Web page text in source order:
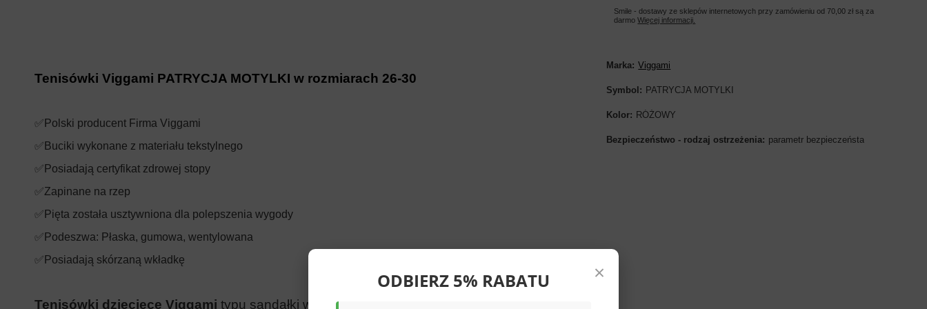
Smile - dostawy ze sklepów internetowych przy zamówieniu od 70,00 zł są za
darmoWięcej informacji.
Tenisówki Viggami PATRYCJA MOTYLKI w rozmiarach 26-30
✅Polski producent Firma Viggami
✅Buciki wykonane z materiału tekstylnego
✅Posiadają certyfikat zdrowej stopy
✅Zapinane na rzep
✅Pięta została usztywniona dla polepszenia wygody
✅Podeszwa: Płaska, gumowa, wentylowana
✅Posiadają skórzaną wkładkę
Tenisówki dziecięce Viggami typu sandałki w różowym kolorze. Posiadają elastyczną
Marka Viggami
Symbol PATRYCJA MOTYLKI
Kolor RÓŻOWY
Bezpieczeństwo - rodzaj ostrzeżenia parametr bezpieczeństa
×
ODBIERZ 5% RABATU